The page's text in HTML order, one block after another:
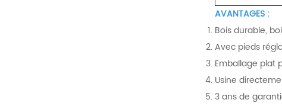
AVANTAGES :
Bois durable,
Avec pieds
Emballage plat
Usine
3 ans de